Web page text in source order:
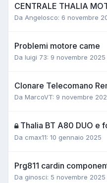
CENTRALE THALIA
Da Angelosco: 6 novembre
Problemi motore came
Da luigi 73: 9 novembre 2025
Clonare Telecomano
Da MarcoVT: 9 novembre
Thalia BT A80 DUO e
Da cmax11: 10 gennaio 2025
Prg811 cardin
Da ginosci: 5 novembre 2025